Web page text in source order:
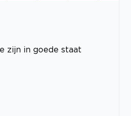
zijn in goede staat